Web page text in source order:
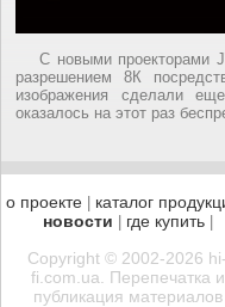
С новыми проекторами
разрешением 8К
изображения сделали
оказалось на этот раз
о проекте каталог
новости где купить|
Copyright © 2002-2026 hi-
fi.com.ua. Перепечатка и
публикация материалов